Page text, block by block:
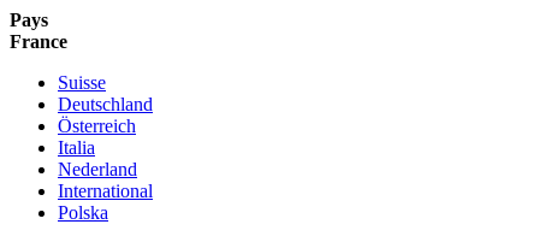
Pays
France
Suisse
Deutschland
Österreich
Italia
Nederland
International
Polska